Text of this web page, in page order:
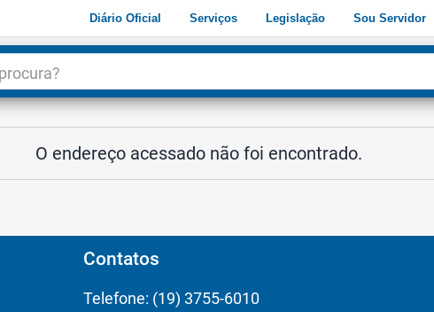
Diário Oficial Serviços Legislação Sou Servidor
O endereço acessado não foi encontrado.
Contatos
Telefone: (19) 3755-6010